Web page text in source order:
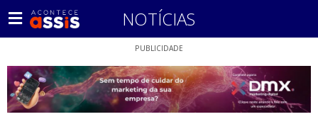
NOTÍCIAS
PUBLICIDADE